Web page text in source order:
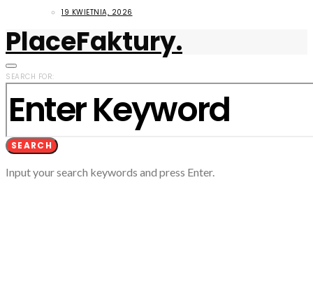
19 KWIETNIA, 2026
PlaceFaktury.
SEARCH FOR:
SEARCH
Input your search keywords and press Enter.